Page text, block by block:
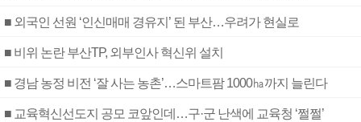
■ 외국인 선원 ‘인신매매 경유지’ 된 부산…우려가 현실로
■ 비위 논란 부산TP, 외부인사 혁신위 설치
■ 경남 농정 비전 ‘잘 사는 농촌’…스마트팜 1000㏊까지 늘린다
■ 교육혁신선도지 공모 코앞인데…구·군 난색에 교육청 ‘쩔쩔’